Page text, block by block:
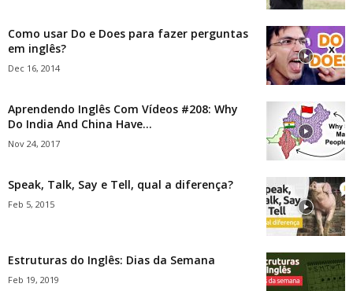
Como usar Do e Does para fazer perguntas
em inglês?
Dec 16, 2014
Aprendendo Inglês Com Vídeos #208: Why
Do India And China Have...
Nov 24, 2017
Speak, Talk, Say e Tell, qual a diferença?
Feb 5, 2015
Estruturas do Inglês: Dias da Semana
Feb 19, 2019